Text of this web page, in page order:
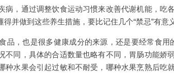
病，通过调整饮食运动习惯来改善代谢机能，吃
并做到这些养生措施，要比记住几个“禁忌”有意
品，也是很多健康成分的来源，还是要经常食用
不同，具体的合适数量也略有不同，胃肠功能娇
种水果会引起过敏和不耐受，哪种水果烹熟后吃